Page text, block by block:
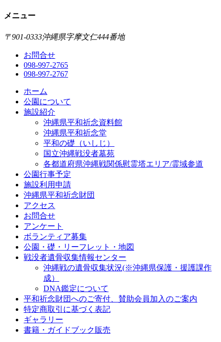
メニュー
〒901-0333沖縄県字摩文仁444番地
お問合せ
098-997-2765
098-997-2767
ホーム
公園について
施設紹介
沖縄県平和祈念資料館
沖縄県平和祈念堂
平和の礎（いしじ）
国立沖縄戦没者墓苑
各都道府県沖縄戦関係慰霊塔エリア/霊域参道
公園行事予定
施設利用申請
沖縄県平和祈念財団
アクセス
お問合せ
アンケート
ボランティア募集
公園・礎・リーフレット・地図
戦没者遺骨収集情報センター
沖縄戦の遺骨収集状況(※沖縄県保護・援護課作
成）
DNA鑑定について
平和祈念財団へのご寄付、賛助会員加入のご案内
特定商取引に基づく表記
ギャラリー
書籍・ガイドブック販売